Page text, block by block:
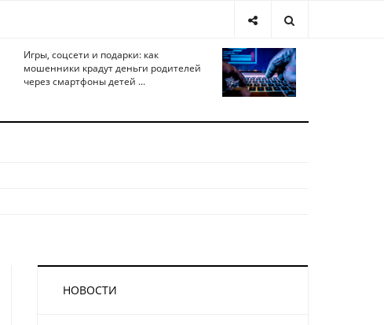
Игры, соцсети и подарки: как
мошенники крадут деньги родителей
через смартфоны детей ...
НОВОСТИ